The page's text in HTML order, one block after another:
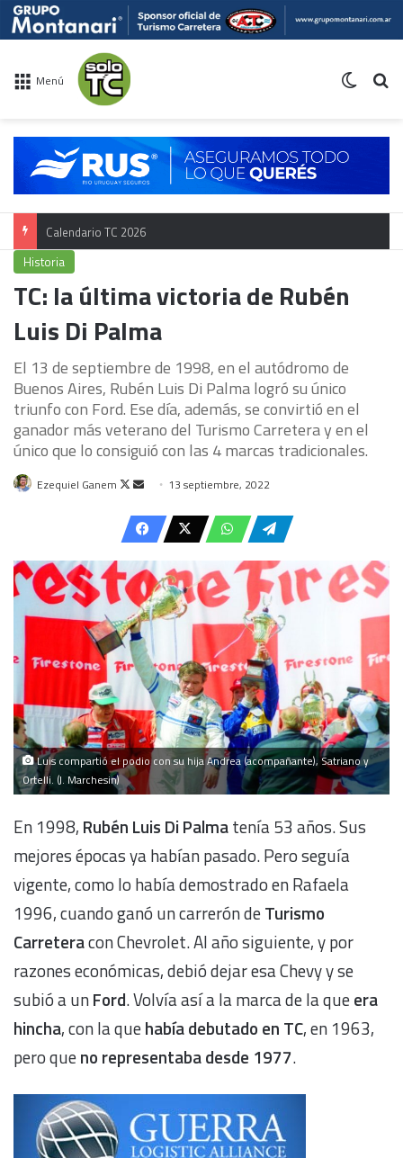
Menú
Calendario TC 2026
Historia
TC: la última victoria de Rubén
Luis Di Palma
El 13 de septiembre de 1998, en el autódromo de
Buenos Aires, Rubén Luis Di Palma logró su único
triunfo con Ford. Ese día, además, se convirtió en el
ganador más veterano del Turismo Carretera y en el
único que lo consiguió con las 4 marcas tradicionales.
Ezequiel Ganem
Follow
X
Send
email
13 septiembre, 2022
Luis compartió el podio con su hija Andrea (acompañante), Satriano y
Ortelli. (J. Marchesin)
En 1998, Rubén Luis Di Palmatenía 53 años. Sus
mejores épocas ya habían pasado. Pero seguía
vigente, como lo había demostrado en Rafaela
1996, cuando ganó un carrerón deTurismo
Carreteracon Chevrolet. Al año siguiente, y por
razones económicas, debió dejar esa Chevy y se
subió a unFord. Volvía así a la marca de la queera
hincha, con la quehabía debutado en TC, en 1963,
pero queno representaba desde 1977.